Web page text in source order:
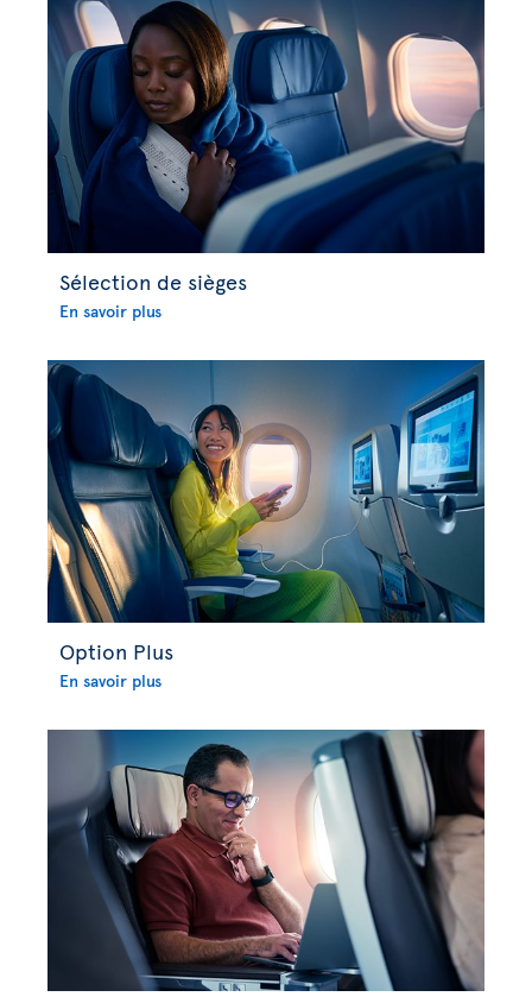
Sélection de sièges
En savoir plus
Option Plus
En savoir plus